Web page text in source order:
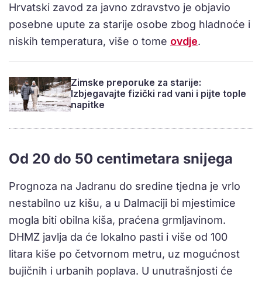
Hrvatski zavod za javno zdravstvo je objavio
posebne upute za starije osobe zbog hladnoće i
niskih temperatura, više o tome ovdje.
Zimske preporuke za starije:
Izbjegavajte fizički rad vani i pijte tople
napitke
Od 20 do 50 centimetara snijega
Prognoza na Jadranu do sredine tjedna je vrlo
nestabilno uz kišu, a u Dalmaciji bi mjestimice
mogla biti obilna kiša, praćena grmljavinom.
DHMZ javlja da će lokalno pasti i više od 100
litara kiše po četvornom metru, uz mogućnost
bujičnih i urbanih poplava. U unutrašnjosti će